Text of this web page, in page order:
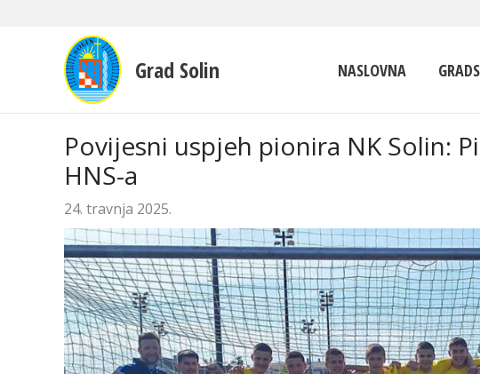
Grad Solin NASLOVNA
Povijesni uspjeh pionira NK Solin:
HNS-a
24. travnja 2025.